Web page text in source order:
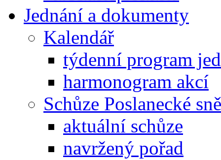
Jednání a dokumenty
Kalendář
týdenní program
harmonogram akcí
Schůze Poslanecké
aktuální schůze
navržený pořad